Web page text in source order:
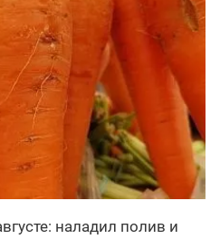
наладил полив и